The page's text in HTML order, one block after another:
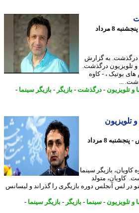
8 روز پیش - پنجشنبه 8 مرداد
به گزارش
درگذشت.
، - کاوه
...
-درگذشت-بازیگر-بازیگر سینما-
8 روز پیش - پنجشنبه 8 مرداد
بازیگر سینما
متولد
در لس آنجلس دوره بازیگری را گذراند و لیسانس
-سینما-بازیگر-بازیگر سینما-